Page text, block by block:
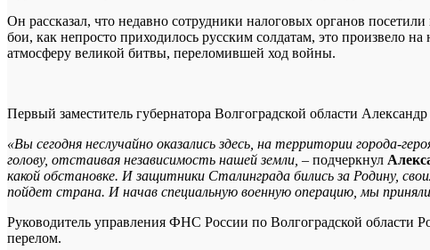
Он рассказал, что недавно сотрудники налоговых органов
бои, как непросто приходилось русским солдатам, это произвело
атмосферу великой битвы, переломившей ход войны.
Первый заместитель губернатора Волгоградской области
«Вы сегодня неслучайно оказались здесь, на территории города-
голову, отстаивая независимость нашей земли, – подчеркнул
какой обстановке. И защитники Сталинграда бились за Родину,
пойдет страна. И начав специальную военную операцию, мы
Руководитель управления ФНС России по Волгоградской области
перелом.